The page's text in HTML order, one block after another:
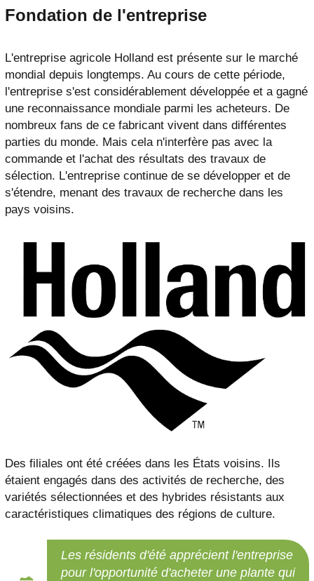
Fondation de l'entreprise
L'entreprise agricole Holland est présente sur le marché
mondial depuis longtemps. Au cours de cette période,
l'entreprise s'est considérablement développée et a gagné
une reconnaissance mondiale parmi les acheteurs. De
nombreux fans de ce fabricant vivent dans différentes
parties du monde. Mais cela n'interfère pas avec la
commande et l'achat des résultats des travaux de
sélection. L'entreprise continue de se développer et de
s'étendre, menant des travaux de recherche dans les
pays voisins.
Des filiales ont été créées dans les États voisins. Ils
étaient engagés dans des activités de recherche, des
variétés sélectionnées et des hybrides résistants aux
caractéristiques climatiques des régions de culture.
Les résidents d'été apprécient l'entreprise
pour l'opportunité d'acheter une plante qui